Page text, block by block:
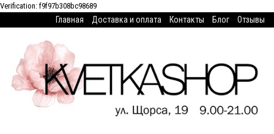
Verification: f9f97b308bc98689
Главная Доставка и оплата Контакты Блог Отзывы